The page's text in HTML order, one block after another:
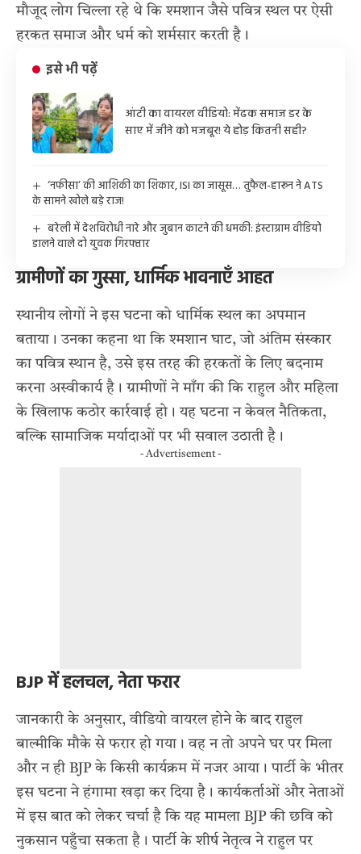
मौजूद लोग चिल्ला रहे थे कि श्मशान जैसे पवित्र स्थल पर ऐसी
हरकत समाज और धर्म को शर्मसार करती है।
इसे भी पढ़ें
आंटी का वायरल वीडियो: मेंढक समाज डर के
साए में जीने को मजबूर! ये होड़ कितनी सही?
‘नफीसा’ की आशिकी का शिकार, ISI का जासूस… तुफैल-हारून ने ATS
के सामने खोले बड़े राज!
बरेली में देशविरोधी नारे और जुबान काटने की धमकी: इंस्टाग्राम वीडियो
डालने वाले दो युवक गिरफ्तार
ग्रामीणों का गुस्सा, धार्मिक भावनाएँ आहत
स्थानीय लोगों ने इस घटना को धार्मिक स्थल का अपमान
बताया। उनका कहना था कि श्मशान घाट, जो अंतिम संस्कार
का पवित्र स्थान है, उसे इस तरह की हरकतों के लिए बदनाम
करना अस्वीकार्य है। ग्रामीणों ने माँग की कि राहुल और महिला
के खिलाफ कठोर कार्रवाई हो। यह घटना न केवल नैतिकता,
बल्कि सामाजिक मर्यादाओं पर भी सवाल उठाती है।
- Advertisement -
BJP में हलचल, नेता फरार
जानकारी के अनुसार, वीडियो वायरल होने के बाद राहुल
बाल्मीकि मौके से फरार हो गया। वह न तो अपने घर पर मिला
और न ही BJP के किसी कार्यक्रम में नजर आया। पार्टी के भीतर
इस घटना ने हंगामा खड़ा कर दिया है। कार्यकर्ताओं और नेताओं
में इस बात को लेकर चर्चा है कि यह मामला BJP की छवि को
नुकसान पहुँचा सकता है। पार्टी के शीर्ष नेतृत्व ने राहुल पर